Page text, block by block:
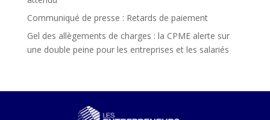
Communiqué de presse : Retards de paiement
Gel des allègements de charges : la CPME alerte sur
une double peine pour les entreprises et les salariés